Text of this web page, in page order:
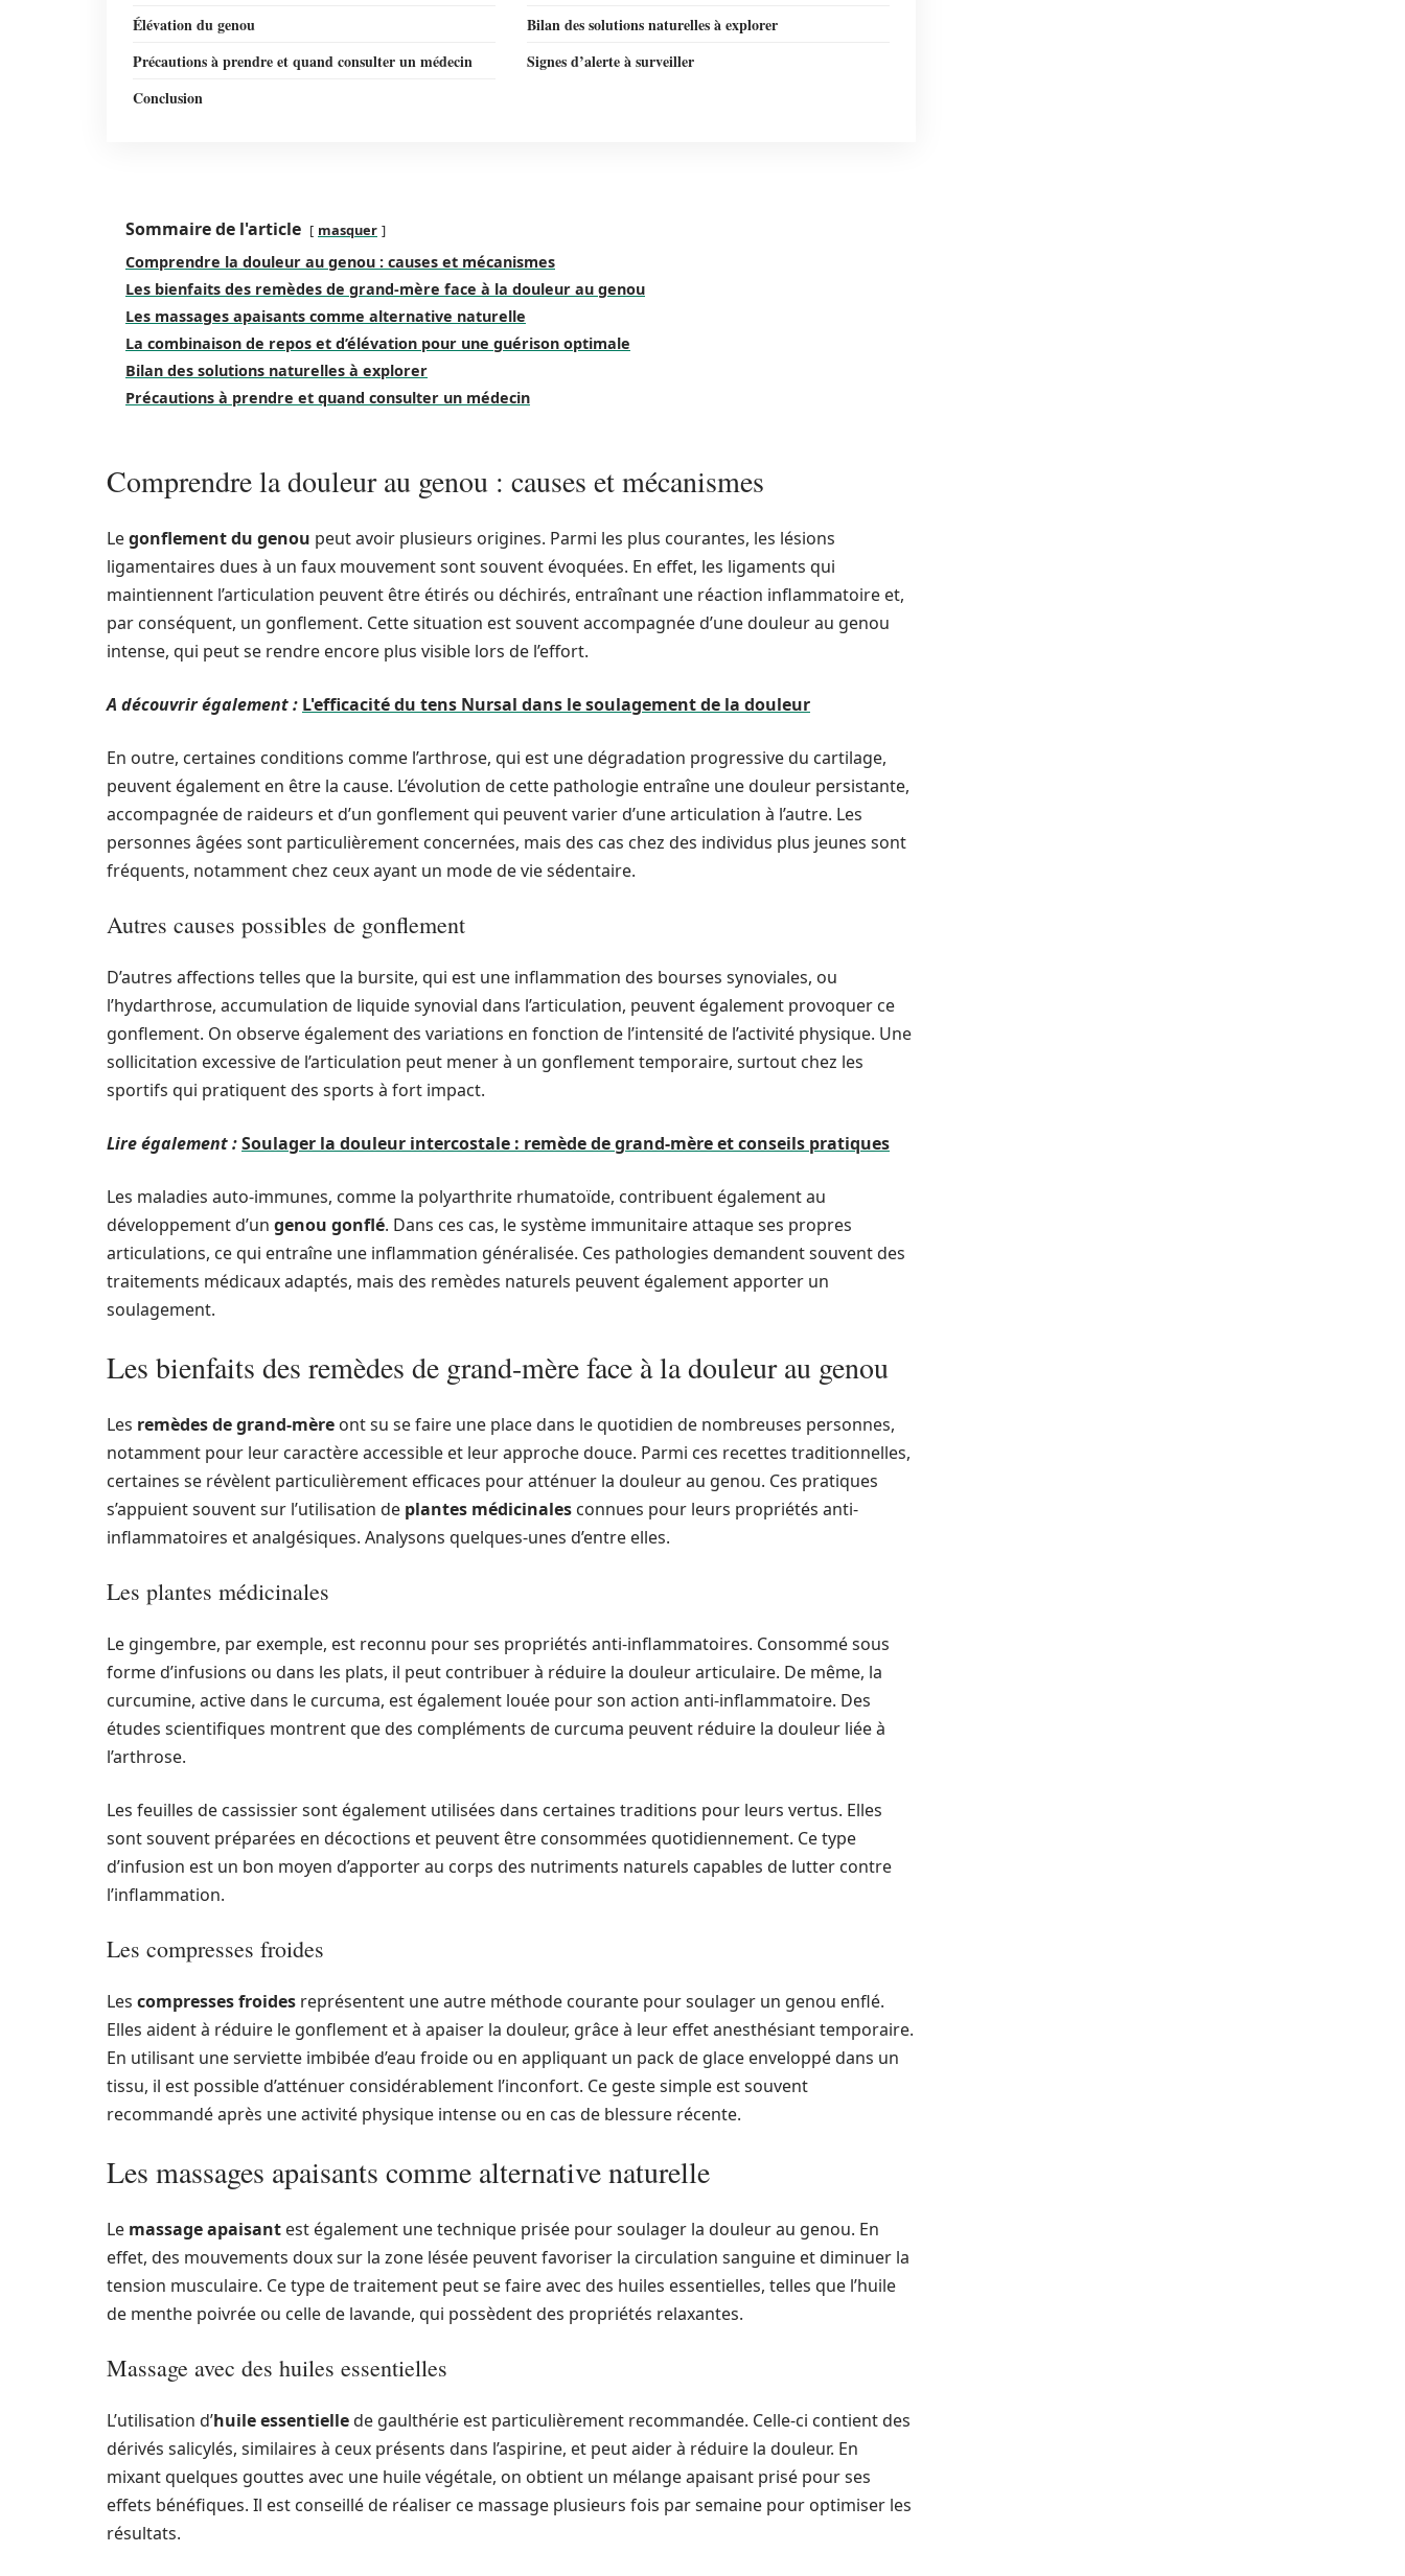
Élévation du genou
Bilan des solutions naturelles à explorer
Précautions à prendre et quand consulter un médecin
Signes d’alerte à surveiller
Conclusion
Sommaire de l'article masquer
Comprendre la douleur au genou : causes et mécanismes
Les bienfaits des remèdes de grand-mère face à la douleur au genou
Les massages apaisants comme alternative naturelle
La combinaison de repos et d’élévation pour une guérison optimale
Bilan des solutions naturelles à explorer
Précautions à prendre et quand consulter un médecin
Comprendre la douleur au genou : causes et mécanismes
Legonflement du genou peut avoir plusieurs origines. Parmi les plus courantes, les lésions
ligamentaires dues à un faux mouvement sont souvent évoquées. En effet, les ligaments qui
maintiennent l’articulation peuvent être étirés ou déchirés, entraînant une réaction inflammatoire et,
par conséquent, un gonflement. Cette situation est souvent accompagnée d’une douleur au genou
intense, qui peut se rendre encore plus visible lors de l’effort.
A découvrir également : L'efficacité du tens Nursal dans le soulagement de la douleur
En outre, certaines conditions comme l’arthrose, qui est une dégradation progressive du cartilage,
peuvent également en être la cause. L’évolution de cette pathologie entraîne une douleur persistante,
accompagnée de raideurs et d’un gonflement qui peuvent varier d’une articulation à l’autre. Les
personnes âgées sont particulièrement concernées, mais des cas chez des individus plus jeunes sont
fréquents, notamment chez ceux ayant un mode de vie sédentaire.
Autres causes possibles de gonflement
D’autres affections telles que la bursite, qui est une inflammation des bourses synoviales, ou
l’hydarthrose, accumulation de liquide synovial dans l’articulation, peuvent également provoquer ce
gonflement. On observe également des variations en fonction de l’intensité de l’activité physique. Une
sollicitation excessive de l’articulation peut mener à un gonflement temporaire, surtout chez les
sportifs qui pratiquent des sports à fort impact.
Lire également :Soulager la douleur intercostale : remède de grand-mère et conseils pratiques
Les maladies auto-immunes, comme la polyarthrite rhumatoïde, contribuent également au
développement d’un genou gonflé. Dans ces cas, le système immunitaire attaque ses propres
articulations, ce qui entraîne une inflammation généralisée. Ces pathologies demandent souvent des
traitements médicaux adaptés, mais des remèdes naturels peuvent également apporter un
soulagement.
Les bienfaits des remèdes de grand-mère face à la douleur au genou
Les remèdes de grand-mère ont su se faire une place dans le quotidien de nombreuses personnes,
notamment pour leur caractère accessible et leur approche douce. Parmi ces recettes traditionnelles,
certaines se révèlent particulièrement efficaces pour atténuer la douleur au genou. Ces pratiques
s’appuient souvent sur l’utilisation de plantes médicinales connues pour leurs propriétés anti-
inflammatoires et analgésiques. Analysons quelques-unes d’entre elles.
Les plantes médicinales
Le gingembre, par exemple, est reconnu pour ses propriétés anti-inflammatoires. Consommé sous
forme d’infusions ou dans les plats, il peut contribuer à réduire la douleur articulaire. De même, la
curcumine, active dans le curcuma, est également louée pour son action anti-inflammatoire. Des
études scientifiques montrent que des compléments de curcuma peuvent réduire la douleur liée à
l’arthrose.
Les feuilles de cassissier sont également utilisées dans certaines traditions pour leurs vertus. Elles
sont souvent préparées en décoctions et peuvent être consommées quotidiennement. Ce type
d’infusion est un bon moyen d’apporter au corps des nutriments naturels capables de lutter contre
l’inflammation.
Les compresses froides
Les compresses froides représentent une autre méthode courante pour soulager un genou enflé.
Elles aident à réduire le gonflement et à apaiser la douleur, grâce à leur effet anesthésiant temporaire.
En utilisant une serviette imbibée d’eau froide ou en appliquant un pack de glace enveloppé dans un
tissu, il est possible d’atténuer considérablement l’inconfort. Ce geste simple est souvent
recommandé après une activité physique intense ou en cas de blessure récente.
Les massages apaisants comme alternative naturelle
Le massage apaisant est également une technique prisée pour soulager la douleur au genou. En
effet, des mouvements doux sur la zone lésée peuvent favoriser la circulation sanguine et diminuer la
tension musculaire. Ce type de traitement peut se faire avec des huiles essentielles, telles que l’huile
de menthe poivrée ou celle de lavande, qui possèdent des propriétés relaxantes.
Massage avec des huiles essentielles
L’utilisation d’huile essentiellede gaulthérie est particulièrement recommandée. Celle-ci contient des
dérivés salicylés, similaires à ceux présents dans l’aspirine, et peut aider à réduire la douleur. En
mixant quelques gouttes avec une huile végétale, on obtient un mélange apaisant prisé pour ses
effets bénéfiques. Il est conseillé de réaliser ce massage plusieurs fois par semaine pour optimiser les
résultats.